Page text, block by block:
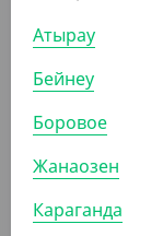
(233.40
250*100*100 мм
УП (25) КОР (150)
АРТ. 330202
Атырау
Бейнеу
Боровое
Жанаозен
Караганда